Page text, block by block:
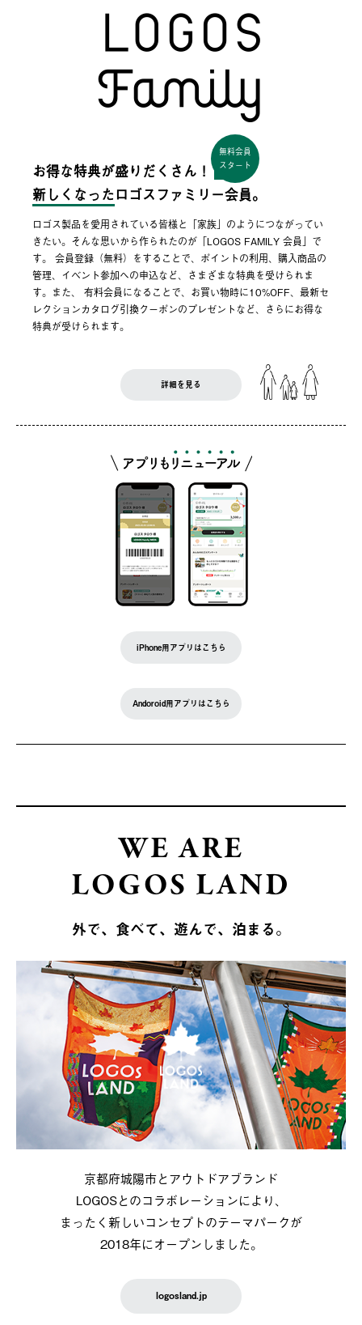
お得な特典が盛りだくさん！
無料会員
スタート
新しくなった ロゴスファミリー会員。
ロゴス製品を愛用されている皆様と「家族」のようにつながってい
きたい。そんな思いから作られたのが「LOGOS FAMILY 会員」で
す。 会員登録（無料）をすることで、ポイントの利用、購入商品の
管理、イベント参加への申込など、さまざまな特典を受けられま
す。また、 有料会員になることで、お買い物時に10%OFF、最新セ
レクションカタログ引換クーポンのプレゼントなど、さらにお得な
特典が受けられます。
詳細を見る
iPhone用アプリはこちら
Andoroid用アプリはこちら
WE ARE
LOGOS LAND
外で、食べて、遊んで、泊まる。
京都府城陽市とアウトドアブランド
LOGOSとのコラボレーションにより、
まったく新しいコンセプトのテーマパークが
2018年にオープンしました。
logosland.jp